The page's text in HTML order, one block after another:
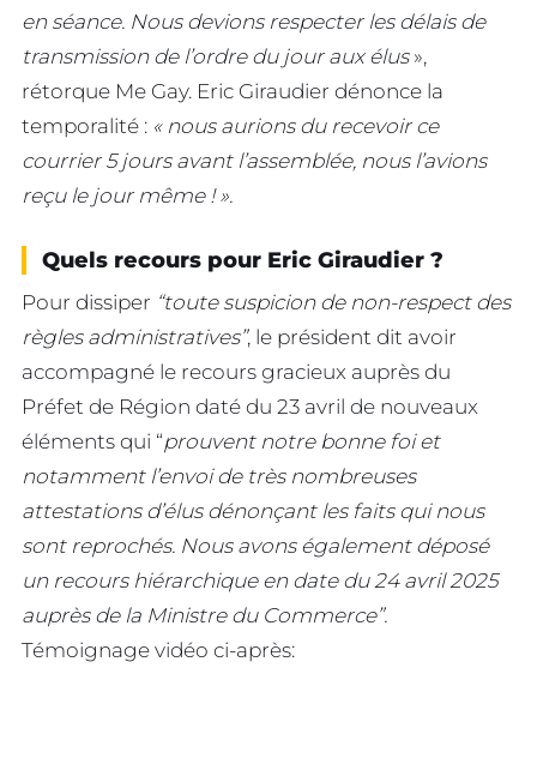
en séance. Nous devions respecter les délais de
transmission de l’ordre du jour aux élus »,
rétorque Me Gay. Eric Giraudier dénonce la
temporalité : « nous aurions du recevoir ce
courrier 5 jours avant l’assemblée, nous l’avions
reçu le jour même ! ».
Quels recours pour Eric Giraudier ?
Pour dissiper “toute suspicion de non-respect des
règles administratives”, le président dit avoir
accompagné le recours gracieux auprès du
Préfet de Région daté du 23 avril de nouveaux
éléments qui “prouvent notre bonne foi et
notamment l’envoi de très nombreuses
attestations d’élus dénonçant les faits qui nous
sont reprochés. Nous avons également déposé
un recours hiérarchique en date du 24 avril 2025
auprès de la Ministre du Commerce”.
Témoignage vidéo ci-après: